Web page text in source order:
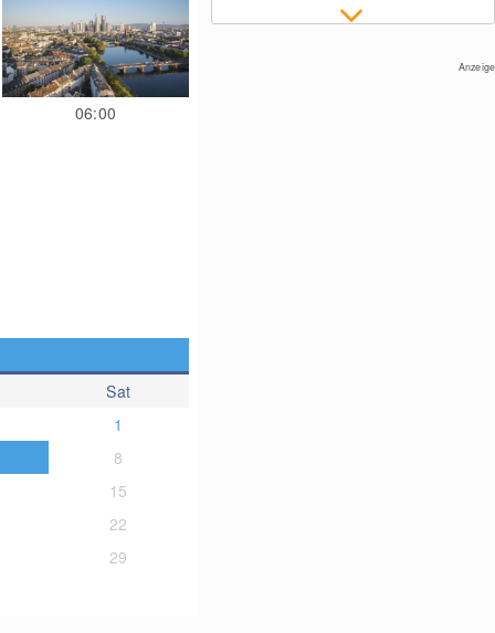
06:00
Sat
1
8
15
22
29
Anzeige